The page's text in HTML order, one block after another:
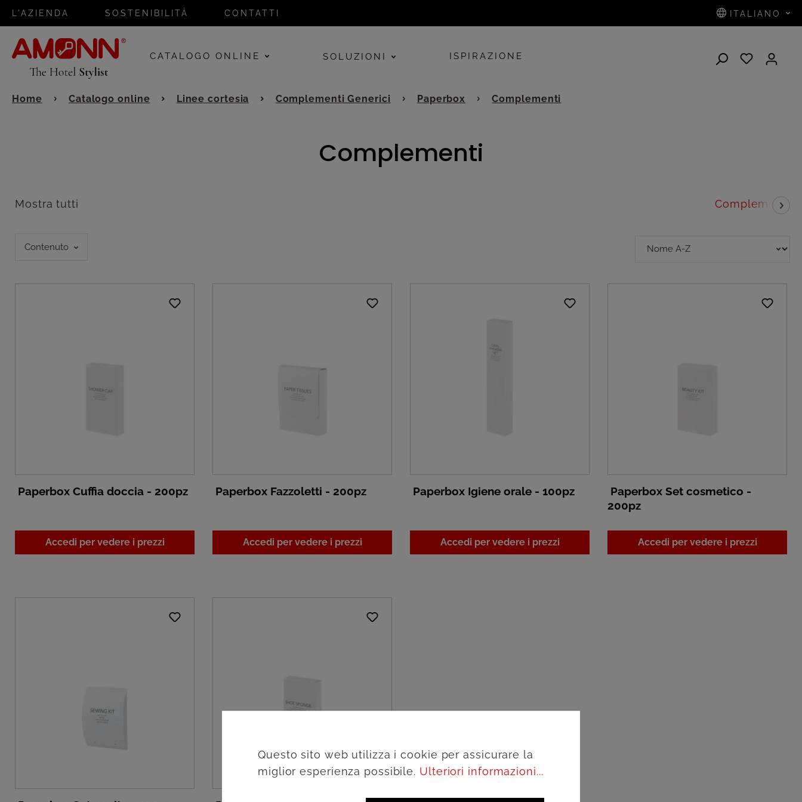
L'AZIENDA SOSTENIBILITÀ CONTATTI ITALIANO
CATALOGO ONLINE SOLUZIONI ISPIRAZIONE
Home Catalogo online Linee cortesia Complementi Generici Paperbox Complementi
Complementi
Mostra tutti Complementi
Contenuto
Paperbox Cuffia doccia - 200pz
Accedi per vedere i prezzi
Paperbox Fazzoletti - 200pz
Accedi per vedere i prezzi
Paperbox Igiene orale - 100pz
Accedi per vedere i prezzi
Paperbox Set cosmetico -
200pz
Accedi per vedere i prezzi
Questo sito web utilizza i cookie per assicurare la
miglior esperienza possibile. Ulteriori informazioni...